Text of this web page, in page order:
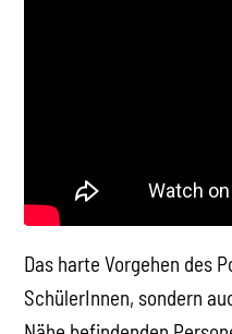
Das harte Vorgehen des
SchülerInnen, sondern